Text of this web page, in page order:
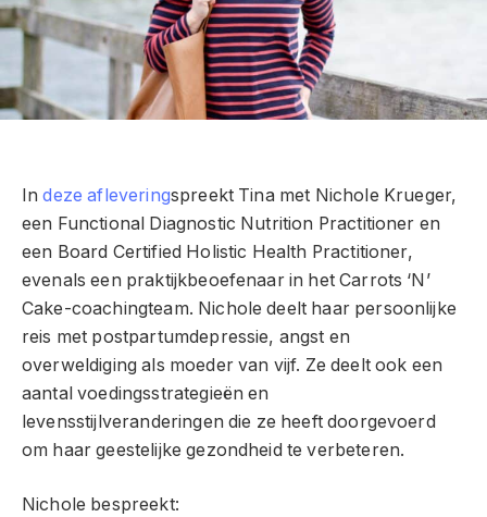
Indeze afleveringspreekt Tina met Nichole Krueger,
een Functional Diagnostic Nutrition Practitioner en
een Board Certified Holistic Health Practitioner,
evenals een praktijkbeoefenaar in het Carrots ‘N’
Cake-coachingteam. Nichole deelt haar persoonlijke
reis met postpartumdepressie, angst en
overweldiging als moeder van vijf. Ze deelt ook een
aantal voedingsstrategieën en
levensstijlveranderingen die ze heeft doorgevoerd
om haar geestelijke gezondheid te verbeteren.
Nichole bespreekt: